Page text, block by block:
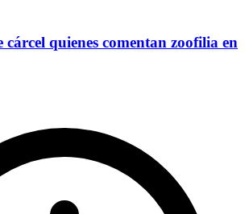
cárcel quienes comentan zoofilia en